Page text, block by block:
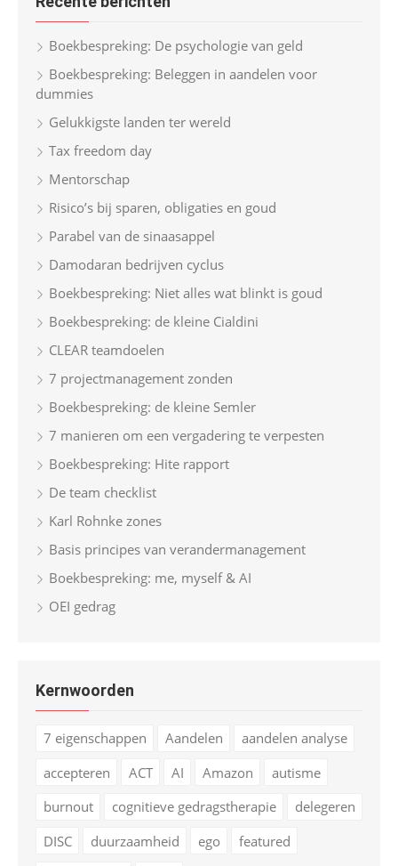
c
f
o
r
:
Boekbespreking: De psychologie van geld
Boekbespreking: Beleggen in aandelen voor
dummies
Gelukkigste landen ter wereld
Tax freedom day
Mentorschap
Risico’s bij sparen, obligaties en goud
Parabel van de sinaasappel
Damodaran bedrijven cyclus
Boekbespreking: Niet alles wat blinkt is goud
Boekbespreking: de kleine Cialdini
CLEAR teamdoelen
7 projectmanagement zonden
Boekbespreking: de kleine Semler
7 manieren om een vergadering te verpesten
Boekbespreking: Hite rapport
De team checklist
Karl Rohnke zones
Basis principes van verandermanagement
Boekbespreking: me, myself & AI
OEI gedrag
Kernwoorden
7 eigenschappen Aandelen
aandelen analyse
accepteren
ACT AI Amazon
autisme
burnout
cognitieve gedragstherapie
delegeren
DISC
duurzaamheid ego
featured